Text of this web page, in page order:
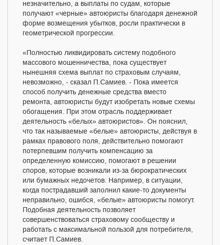
незначительно, а выплаты по судам, которые
получают «черные» автоюристы благодаря денежной
форме возмещения убытков, росли практически в
геометрической прогрессии.
«Полностью ликвидировать систему подобного
массового мошенничества, пока существует
нынешняя схема выплат по страховым случаям,
невозможно, - сказал П.Самиев. - Пока имеется
способ получить денежные средства вместо
ремонта, автоюристы будут изобретать новые схемы
обогащения. При этом отрасль поддерживает
деятельность «белых» автоюристов». Он пояснил,
что так называемые «белые» автоюристы, действуя в
рамках правового поля, действительно помогают
потерпевшим получить компенсацию за
определенную комиссию, помогают в решении
споров, которые возникали из-за бюрократических
или бумажных недочетов. Например, в ситуации,
когда пострадавший заполнил какие-то документы
неправильно, ошибся, «белые» автоюристы помогут.
Подобная деятельность позволяет
совершенствоваться страховому сообществу и
работать с максимальной пользой для потребителя,
считает П.Самиев.